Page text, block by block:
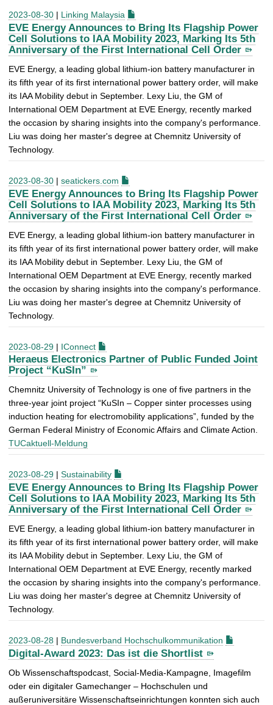
2023-08-30 | Linking Malaysia
EVE Energy Announces to Bring Its Flagship Power
Cell Solutions to IAA Mobility 2023, Marking Its 5th
Anniversary of the First International Cell Order
EVE Energy, a leading global lithium-ion battery manufacturer in
its fifth year of its first international power battery order, will make
its IAA Mobility debut in September. Lexy Liu, the GM of
International OEM Department at EVE Energy, recently marked
the occasion by sharing insights into the company's performance.
Liu was doing her master's degree at Chemnitz University of
Technology.
2023-08-30 | seatickers.com
EVE Energy Announces to Bring Its Flagship Power
Cell Solutions to IAA Mobility 2023, Marking Its 5th
Anniversary of the First International Cell Order
EVE Energy, a leading global lithium-ion battery manufacturer in
its fifth year of its first international power battery order, will make
its IAA Mobility debut in September. Lexy Liu, the GM of
International OEM Department at EVE Energy, recently marked
the occasion by sharing insights into the company's performance.
Liu was doing her master's degree at Chemnitz University of
Technology.
2023-08-29 | IConnect
Heraeus Electronics Partner of Public Funded Joint
Project “KuSIn”
Chemnitz University of Technology is one of five partners in the
three-year joint project “KuSIn – Copper sinter processes using
induction heating for electromobility applications”, funded by the
German Federal Ministry of Economic Affairs and Climate Action.
TUCaktuell-Meldung
2023-08-29 | Sustainability
EVE Energy Announces to Bring Its Flagship Power
Cell Solutions to IAA Mobility 2023, Marking Its 5th
Anniversary of the First International Cell Order
EVE Energy, a leading global lithium-ion battery manufacturer in
its fifth year of its first international power battery order, will make
its IAA Mobility debut in September. Lexy Liu, the GM of
International OEM Department at EVE Energy, recently marked
the occasion by sharing insights into the company's performance.
Liu was doing her master's degree at Chemnitz University of
Technology.
2023-08-28 | Bundesverband Hochschulkommunikation
Digital-Award 2023: Das ist die Shortlist
Ob Wissenschaftspodcast, Social-Media-Kampagne, Imagefilm
oder ein digitaler Gamechanger – Hochschulen und
außeruniversitäre Wissenschaftseinrichtungen konnten sich auch